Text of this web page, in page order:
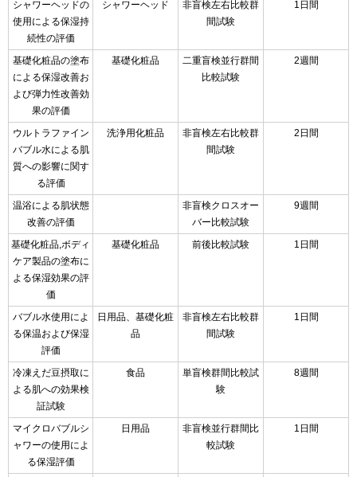
シャワーヘッドの
使用による保湿持
続性の評価
シャワーヘッド
非盲検左右比較群
間試験
1日間
基礎化粧品の塗布
による保湿改善お
よび弾力性改善効
果の評価
基礎化粧品
二重盲検並行群間
比較試験
2週間
ウルトラファイン
バブル水による肌
質への影響に関す
る評価
洗浄用化粧品
非盲検左右比較群
間試験
2日間
温浴による肌状態
改善の評価
非盲検クロスオー
バー比較試験
9週間
基礎化粧品,ボディ
ケア製品の塗布に
よる保湿効果の評
価
基礎化粧品 前後比較試験 1日間
バブル水使用によ
る保温および保湿
評価
日用品、基礎化粧
品
非盲検左右比較群
間試験
1日間
冷凍えだ豆摂取に
よる肌への効果検
証試験
食品
単盲検群間比較試
験
8週間
マイクロバブルシ
ャワーの使用によ
る保湿評価
日用品
非盲検並行群間比
較試験
1日間